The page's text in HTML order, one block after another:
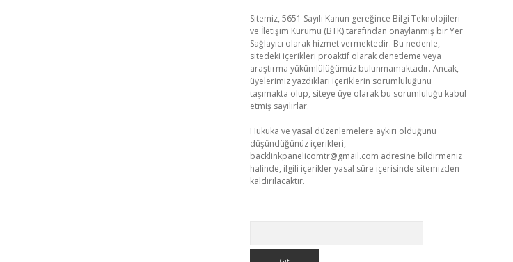
Sitemiz, 5651 Sayılı Kanun gereğince Bilgi Teknolojileri
ve İletişim Kurumu (BTK) tarafından onaylanmış bir Yer
Sağlayıcı olarak hizmet vermektedir. Bu nedenle,
sitedeki içerikleri proaktif olarak denetleme veya
araştırma yükümlülüğümüz bulunmamaktadır. Ancak,
üyelerimiz yazdıkları içeriklerin sorumluluğunu
taşımakta olup, siteye üye olarak bu sorumluluğu kabul
etmiş sayılırlar.
Hukuka ve yasal düzenlemelere aykırı olduğunu
düşündüğünüz içerikleri,
backlinkpanelicomtr@gmail.com adresine bildirmeniz
halinde, ilgili içerikler yasal süre içerisinde sitemizden
kaldırılacaktır.